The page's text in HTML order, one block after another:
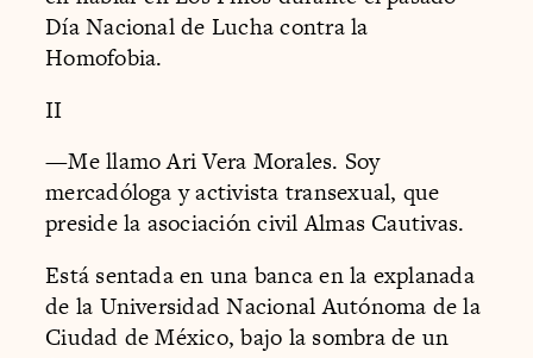
Día Nacional de Lucha contra la
Homofobia.
II
—Me llamo Ari Vera Morales. Soy
mercadóloga y activista transexual, que
preside la asociación civil Almas Cautivas.
Está sentada en una banca en la explanada
de la Universidad Nacional Autónoma de la
Ciudad de México, bajo la sombra de un